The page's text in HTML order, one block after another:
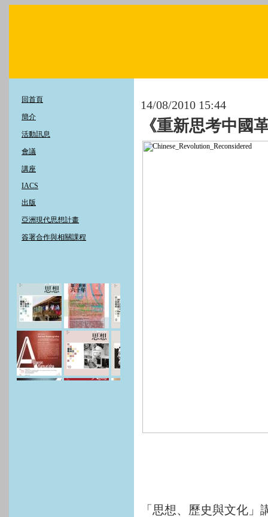
回首頁
簡介
活動訊息
會議
講座
IACS
出版
亞洲現代思想計畫
簽署合作與相關課程
14/08/2010 15:44
《重新思考中國
「思想、歷史與文化